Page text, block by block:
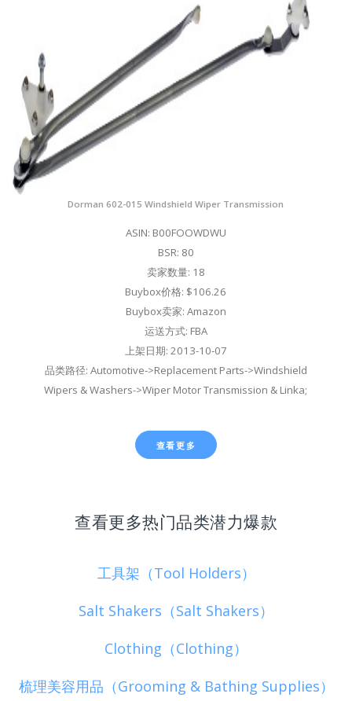
Dorman 602-015 Windshield Wiper Transmission
ASIN: B00FOOWDWU
BSR: 80
卖家数量: 18
Buybox价格: $106.26
Buybox卖家: Amazon
运送方式: FBA
上架日期: 2013-10-07
品类路径: Automotive->Replacement Parts->Windshield
Wipers & Washers->Wiper Motor Transmission & Linka;
查看更多
查看更多热门品类潜力爆款
工具架（Tool Holders）
Salt Shakers（Salt Shakers）
Clothing（Clothing）
梳理美容用品（Grooming & Bathing Supplies）